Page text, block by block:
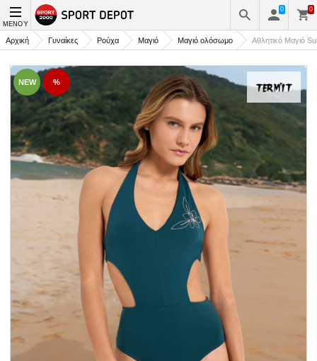
ΜΕΝΟΎ
0 0
Αρχική Γυναίκες Ρούχα Μαγιό Μαγιό ολόσωμο Αθλητικό Μαγιό
NEW %